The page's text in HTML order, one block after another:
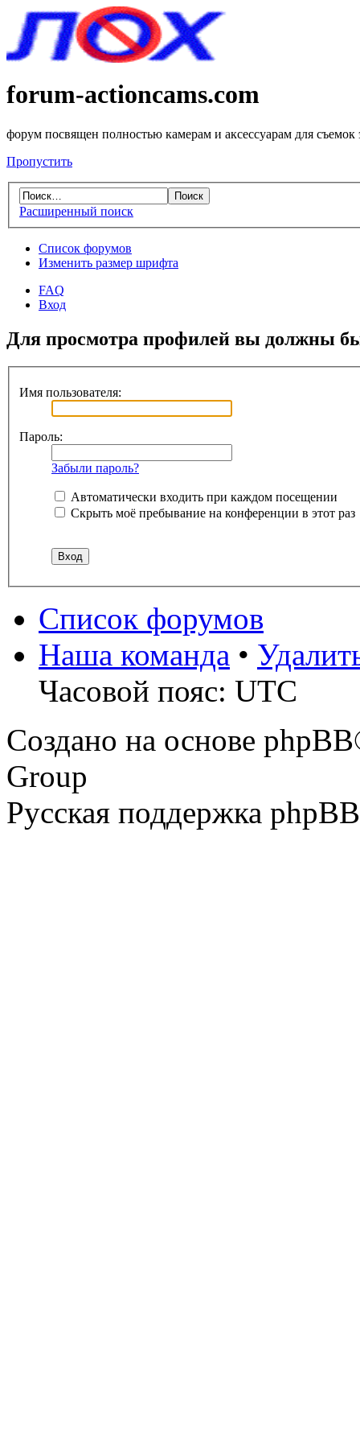
forum-actioncams.com
форум посвящен полностью камерам и аксессуарам для съемок
Пропустить
Расширенный поиск
Список форумов
Изменить размер шрифта
FAQ
Вход
Для просмотра профилей вы должны
Имя пользователя:
Пароль:
Забыли пароль?
Автоматически входить при каждом посещении
Скрыть моё пребывание на конференции в этот раз
Список форумов
Наша команда •
Часовой пояс: UTC
Создано на основе
Group
Русская поддержка phpBB